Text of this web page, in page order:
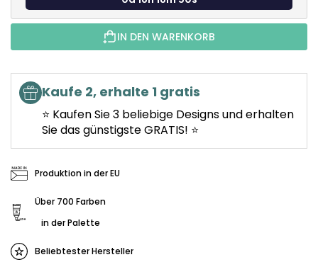
IN DEN WARENKORB
Kaufe 2, erhalte 1 gratis
⭐ Kaufen Sie 3 beliebige Designs und erhalten
Sie das günstigste GRATIS! ⭐
Produktion in der EU
Über 700 Farben
in der Palette
Beliebtester Hersteller